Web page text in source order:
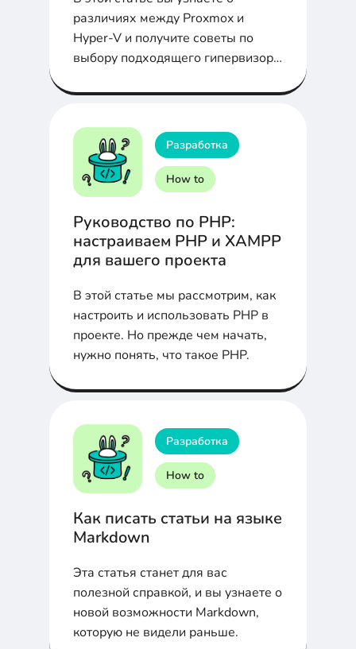
различиях между Proxmox и
Hyper-V и получите советы по
выбору подходящего гипервизора
Разработка
How to
Руководство по PHP:
настраиваем PHP и XAMPP
для вашего проекта
В этой статье мы рассмотрим, как
настроить и использовать PHP в
проекте. Но прежде чем начать,
нужно понять, что такое PHP.
Разработка
How to
Как писать статьи на языке
Markdown
Эта статья станет для вас
полезной справкой, и вы узнаете о
новой возможности Markdown,
которую не видели раньше.